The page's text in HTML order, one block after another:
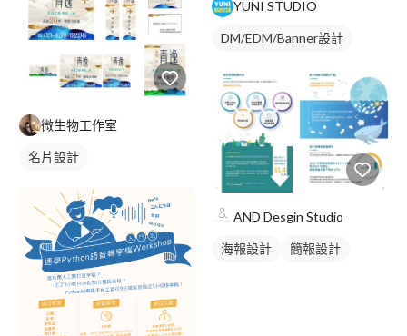
微生物工作室
名片設計
YUNI STUDIO
DM/EDM/Banner設計
AND Desgin Studio
海報設計 簡報設計